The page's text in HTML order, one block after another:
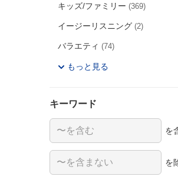
キッズ/ファミリー (369)
イージーリスニング (2)
バラエティ (74)
もっと見る
キーワード
を
を